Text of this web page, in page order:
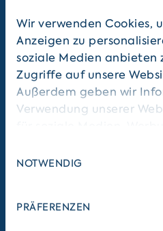
Wir verwenden Cookies,
Anzeigen zu
soziale Medien anbieten
Zugriffe auf unsere
Außerdem geben wir
Verwendung unserer
Informationen
Daten zusammen, die
haben oder die sie im
der Dienste gesammelt
NOTWENDIG
PRÄFERENZEN
5.399
Einsatz – in
weltwärts Nord-Süd